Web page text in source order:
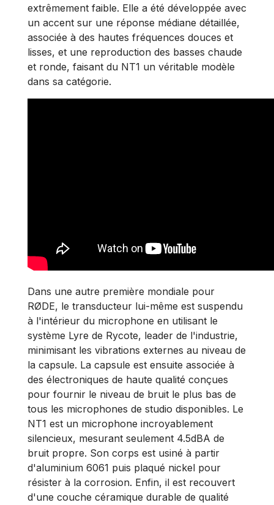
extrêmement faible. Elle a été développée avec
un accent sur une réponse médiane détaillée,
associée à des hautes fréquences douces et
lisses, et une reproduction des basses chaude
et ronde, faisant du NT1 un véritable modèle
dans sa catégorie.
Dans une autre première mondiale pour
RØDE, le transducteur lui-même est suspendu
à l'intérieur du microphone en utilisant le
système Lyre de Rycote, leader de l'industrie,
minimisant les vibrations externes au niveau de
la capsule. La capsule est ensuite associée à
des électroniques de haute qualité conçues
pour fournir le niveau de bruit le plus bas de
tous les microphones de studio disponibles. Le
NT1 est un microphone incroyablement
silencieux, mesurant seulement 4.5dBA de
bruit propre. Son corps est usiné à partir
d'aluminium 6061 puis plaqué nickel pour
résister à la corrosion. Enfin, il est recouvert
d'une couche céramique durable de qualité